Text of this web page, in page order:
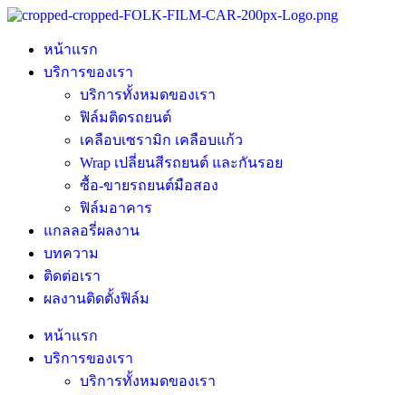
หน้าแรก
บริการของเรา
บริการทั้งหมดของเรา
ฟิล์มติดรถยนต์
เคลือบเซรามิก เคลือบแก้ว
Wrap เปลี่ยนสีรถยนต์ และกันรอย
ซื้อ-ขายรถยนต์มือสอง
ฟิล์มอาคาร
แกลลอรี่ผลงาน
บทความ
ติดต่อเรา
ผลงานติดตั้งฟิล์ม
หน้าแรก
บริการของเรา
บริการทั้งหมดของเรา